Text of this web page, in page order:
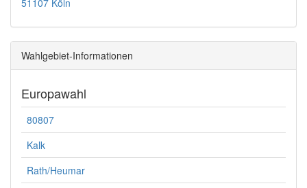
51107 Köln
Wahlgebiet-Informationen
Europawahl
80807
Kalk
Rath/Heumar